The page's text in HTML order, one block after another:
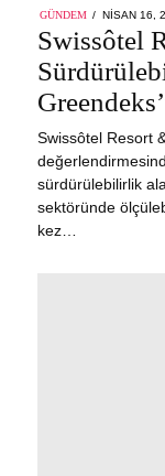
GÜNDEM
POSTED
ON
NISAN 16,
Swissôtel
Swissôtel Resort
sürdürülebilirlik
sektöründe
kez…